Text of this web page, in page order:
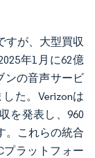
すが、大型買収
年1月に62億
ンの音声サービ
た。Verizonは
を発表し、960
。これらの統合
プラットフォー